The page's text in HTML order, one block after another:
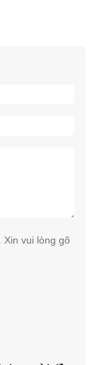
vui lòng gõ